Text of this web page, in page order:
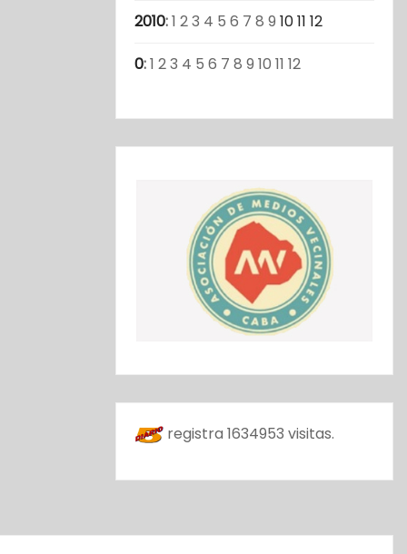
2010:1 23 4 5 6 7 8 9 1011 12
0:1 23 4 5 6 7 8 9 10 11 12
registra 1634953 visitas.